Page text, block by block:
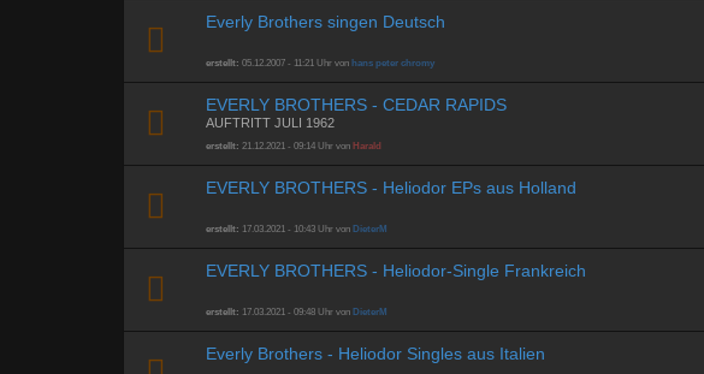
Everly Brothers singen Deutsch
erstellt: 05.12.2007 - 11:21 Uhr von hans peter chromy
EVERLY BROTHERS - CEDAR RAPIDS
AUFTRITT JULI 1962
erstellt: 21.12.2021 - 09:14 Uhr von Harald
EVERLY BROTHERS - Heliodor EPs aus Holland
erstellt: 17.03.2021 - 10:43 Uhr von DieterM
EVERLY BROTHERS - Heliodor-Single Frankreich
erstellt: 17.03.2021 - 09:48 Uhr von DieterM
Everly Brothers - Heliodor Singles aus Italien